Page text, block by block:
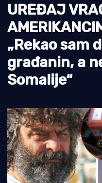
Ekologija
Tradicija i kultura
UREĐAJ
„Rekao sam
građanin, a
Somalije“